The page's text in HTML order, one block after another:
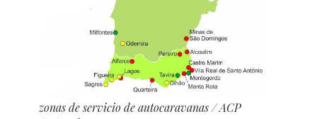
zonas de servicio de autocaravanas/ ACP